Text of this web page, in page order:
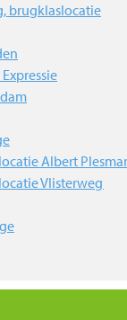
brugklaslocatie
Albert
Vlisterweg